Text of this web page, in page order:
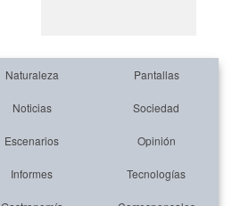
Naturaleza Pantallas
Noticias Sociedad
Escenarios Opinión
Informes Tecnologías